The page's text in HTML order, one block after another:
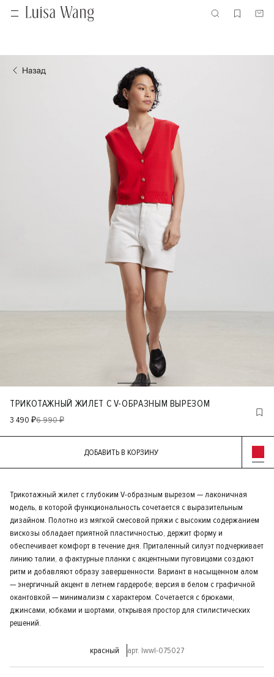
ТРИКОТАЖНЫЙ ЖИЛЕТ С V-ОБРАЗНЫМ ВЫРЕЗОМ
3 490 ₽6 990 ₽
ДОБАВИТЬ В КОРЗИНУ
Трикотажный жилет с глубоким V-образным вырезом — лаконичная
модель, в которой функциональность сочетается с выразительным
дизайном. Полотно из мягкой смесовой пряжи с высоким содержанием
вискозы обладает приятной пластичностью, держит форму и
обеспечивает комфорт в течение дня. Приталенный силуэт подчеркивает
линию талии, а фактурные планки с акцентными пуговицами создают
ритм и добавляют образу завершенности. Вариант в насыщенном алом
— энергичный акцент в летнем гардеробе; версия в белом с графичной
окантовкой — минимализм с характером. Сочетается с брюками,
джинсами, юбками и шортами, открывая простор для стилистических
решений.
красный арт. lwwl-075027